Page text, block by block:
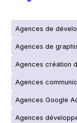
Agences de
Agences de
Agences création
Agences
Agences Google
Agences